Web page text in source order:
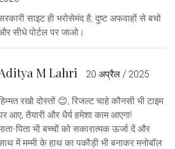
साइट ही भरोसेमंद है; दुष्ट अफवाहों से बचो
सीधे पोर्टल पर जाओ।
M Lahri 20 अप्रैल / 2025
रखो दोस्तों 😊, रिजल्ट चाहे कौनसी भी टाइम
आए, तैयारी और धैर्य हमेशा काम आएगा!
पिता भी बच्चों को सकारात्मक ऊर्जा दें और
में मम्मी के हाथ का पकौड़ी भी बनाकर मनोबॉल